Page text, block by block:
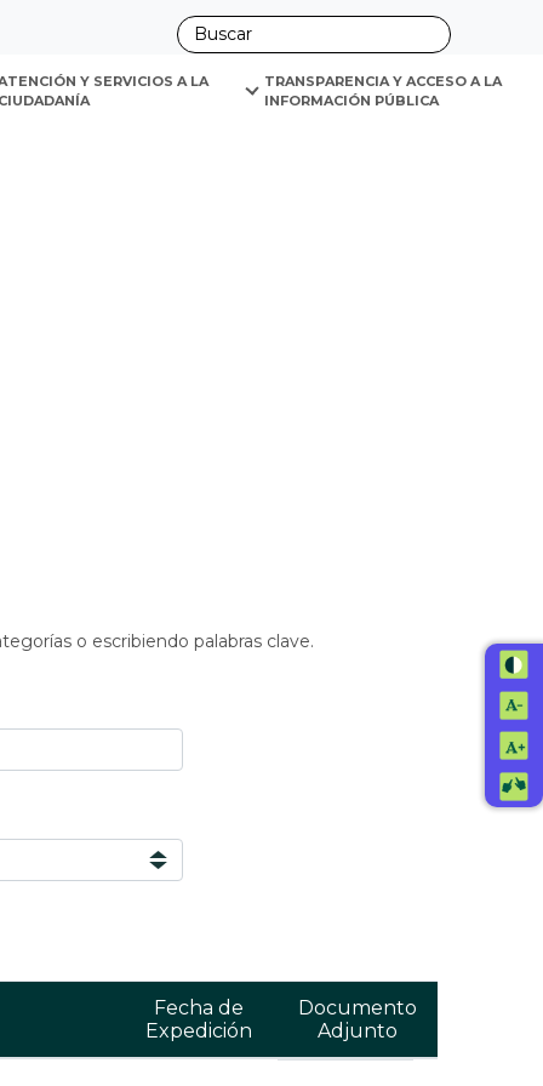
Y SERVICIOS A LA
CIUDADANÍA
TRANSPARENCIA Y ACCESO A LA
INFORMACIÓN PÚBLICA
o escribiendo palabras clave.
Fecha de
Expedición
Documento
Adjunto